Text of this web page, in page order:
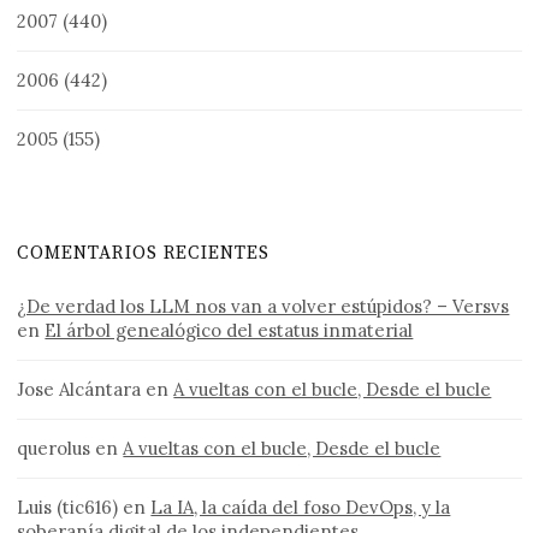
2007 (440)
2006 (442)
2005 (155)
COMENTARIOS RECIENTES
¿De verdad los LLM nos van a volver estúpidos? – Versvs
en El árbol genealógico del estatus inmaterial
Jose Alcántara enA vueltas con el bucle, Desde el bucle
querolus enA vueltas con el bucle, Desde el bucle
Luis (tic616) en La IA, la caída del foso DevOps, y la